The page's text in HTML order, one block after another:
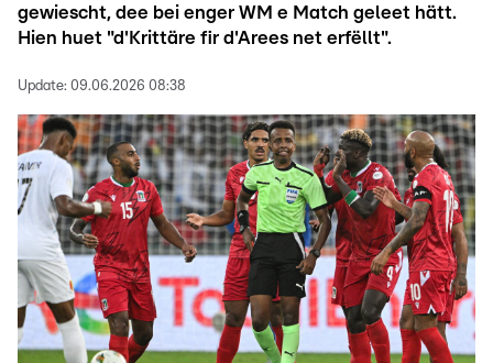
gewiescht, dee bei enger WM e Match geleet hätt.
Hien huet "d'Krittäre fir d'Arees net erfëllt".
Update: 09.06.2026 08:38